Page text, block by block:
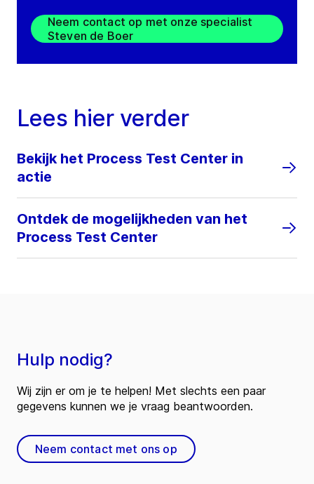
Neem contact op met onze specialist
Steven de Boer
Lees hier verder
Bekijk het Process Test Center in
actie
Ontdek de mogelijkheden van het
Process Test Center
Hulp nodig?
Wij zijn er om je te helpen! Met slechts een paar
gegevens kunnen we je vraag beantwoorden.
Neem contact met ons op